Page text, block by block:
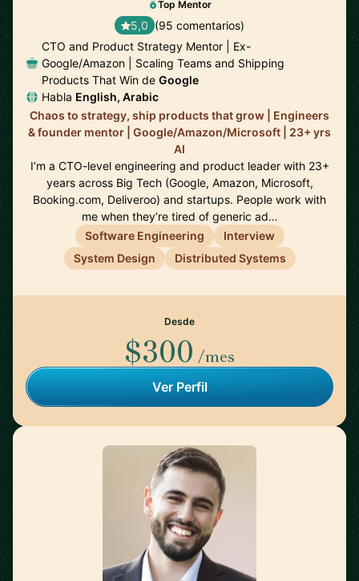
Top Mentor
5,0 (95 comentarios)
CTO and Product Strategy Mentor | Ex-
Google/Amazon | Scaling Teams and Shipping
Products That Win de Google
Habla English, Arabic
Chaos to strategy, ship products that grow | Engineers
& founder mentor | Google/Amazon/Microsoft | 23+ yrs
AI
I’m a CTO-level engineering and product leader with 23+
years across Big Tech (Google, Amazon, Microsoft,
Booking.com, Deliveroo) and startups. People work with
me when they’re tired of generic ad…
Software Engineering
Interview
System Design
Distributed Systems
Desde
$300 /mes
Ver Perfil